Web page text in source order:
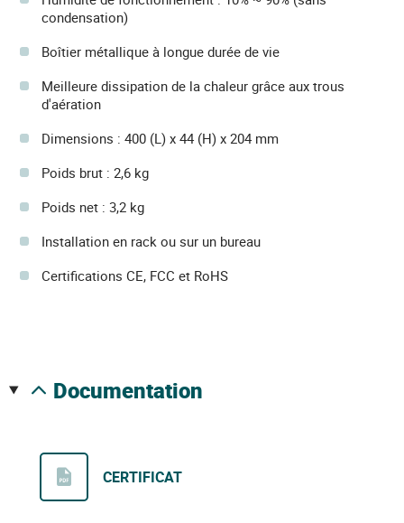
condensation)
Boîtier métallique à longue durée de vie
Meilleure dissipation de la chaleur grâce aux trous
d'aération
Dimensions : 400 (L) x 44 (H) x 204 mm
Poids brut : 2,6 kg
Poids net : 3,2 kg
Installation en rack ou sur un bureau
Certifications CE, FCC et RoHS
documentation
CERTIFICAT